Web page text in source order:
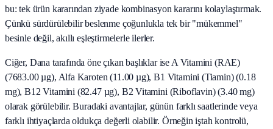
bu: tek ürün kararından ziyade kombinasyon kararını kolaylaştırmak.
Çünkü sürdürülebilir beslenme çoğunlukla tek bir "mükemmel"
besinle değil, akıllı eşleştirmelerle ilerler.
Ciğer, Dana tarafında öne çıkan başlıklar ise A Vitamini (RAE)
(7683.00 µg), Alfa Karoten (11.00 µg), B1 Vitamini (Tiamin) (0.18
mg), B12 Vitamini (82.47 µg), B2 Vitamini (Riboflavin) (3.40 mg)
olarak görülebilir. Buradaki avantajlar, günün farklı saatlerinde veya
farklı ihtiyaçlarda oldukça değerli olabilir. Örneğin iştah kontrolü,